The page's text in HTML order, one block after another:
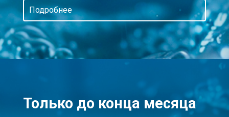
Подробнее
Только до конца месяца